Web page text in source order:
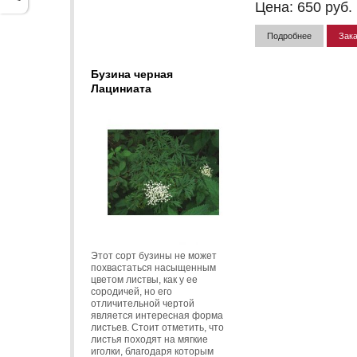
Цена: 650 руб.
Подробнее
Бузина черная
Лациниата
Этот сорт бузины не может
похвастаться насыщенным
цветом листвы, как у ее
сородичей, но его
отличительной чертой
является интересная форма
листьев. Стоит отметить, что
листья походят на мягкие
иголки, благодаря которым